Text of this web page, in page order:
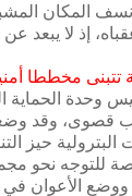
‬تتبنى‮ ‬مخططا‮
وحدة الحماية
قصوى، وقد
حيز
للتوجه نحو
الأعوان في